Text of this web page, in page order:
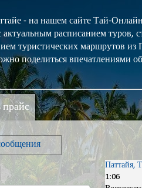
- на нашем сайте Тай-
расписанием туров,
туристических маршрутов
поделиться впечатлениями
прайс
Паттайя,
1:06